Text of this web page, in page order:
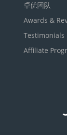
卓优团队
Awards &
Testimonials
Affiliate